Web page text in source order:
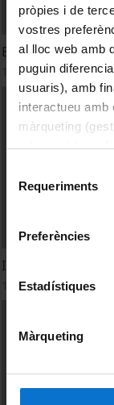
pròpies i de
vostres
al lloc web amb
puguin
usuaris), amb
interactueu amb
màrqueting
adequant-la en
consultar la
Requeriments
Preferències
Estadístiques
Màrqueting
Eclosión de la
1 desembre, 2011
Incubadoras y
1 desembre, 2011